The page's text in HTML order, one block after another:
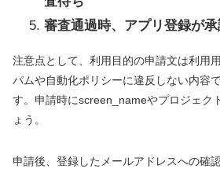
審査通過時、アプリ登録が
注意点として、利用目的の申請文は利用
パムや自動化ポリシーに違反しない内容
す。申請時にscreen_nameやプロジェク
ょう。
申請後、登録したメールアドレスへの確